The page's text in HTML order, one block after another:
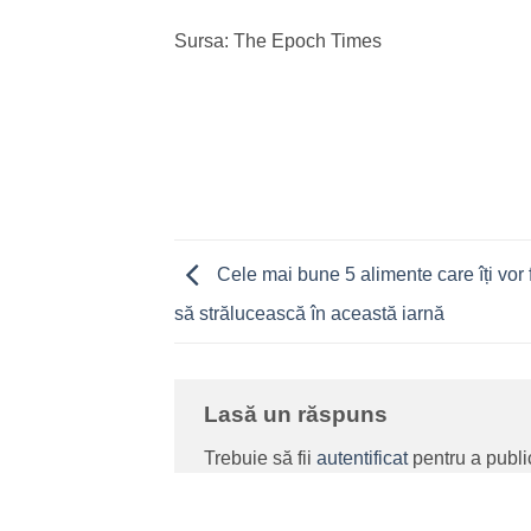
Sursa: The Epoch Times
Cele mai bune 5 alimente care îți vor
să strălucească în această iarnă
Lasă un răspuns
Trebuie să fii autentificatpentru a